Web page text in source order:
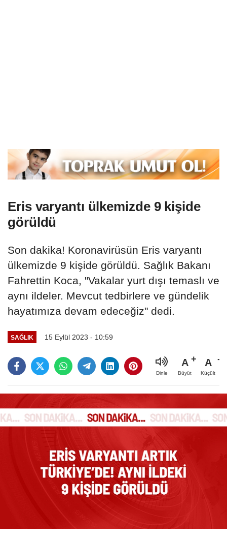
Eris varyantı ülkemizde 9 kişide
görüldü
Son dakika! Koronavirüsün Eris varyantı
ülkemizde 9 kişide görüldü. Sağlık Bakanı
Fahrettin Koca, "Vakalar yurt dışı temaslı ve
aynı ildeler. Mevcut tedbirlere ve gündelik
hayatımıza devam edeceğiz" dedi.
SAĞLIK 15 Eylül 2023 - 10:59
Dinle
A
Büyüt
A
Küçült